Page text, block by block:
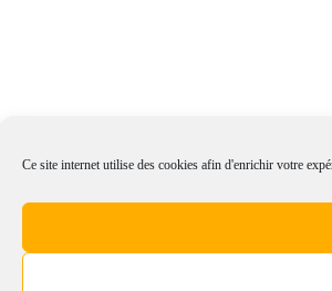
Ce site internet utilise des cookies afin d'enrichir votre